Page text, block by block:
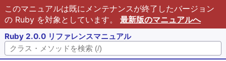
このマニュアルは既にメンテナンスが終了したバージョン
の Ruby を対象としています。 最新版のマニュアルへ
Ruby 2.0.0 リファレンスマニュアル